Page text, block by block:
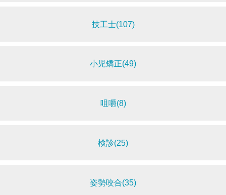
技工士(107)
小児矯正(49)
咀嚼(8)
検診(25)
姿勢咬合(35)